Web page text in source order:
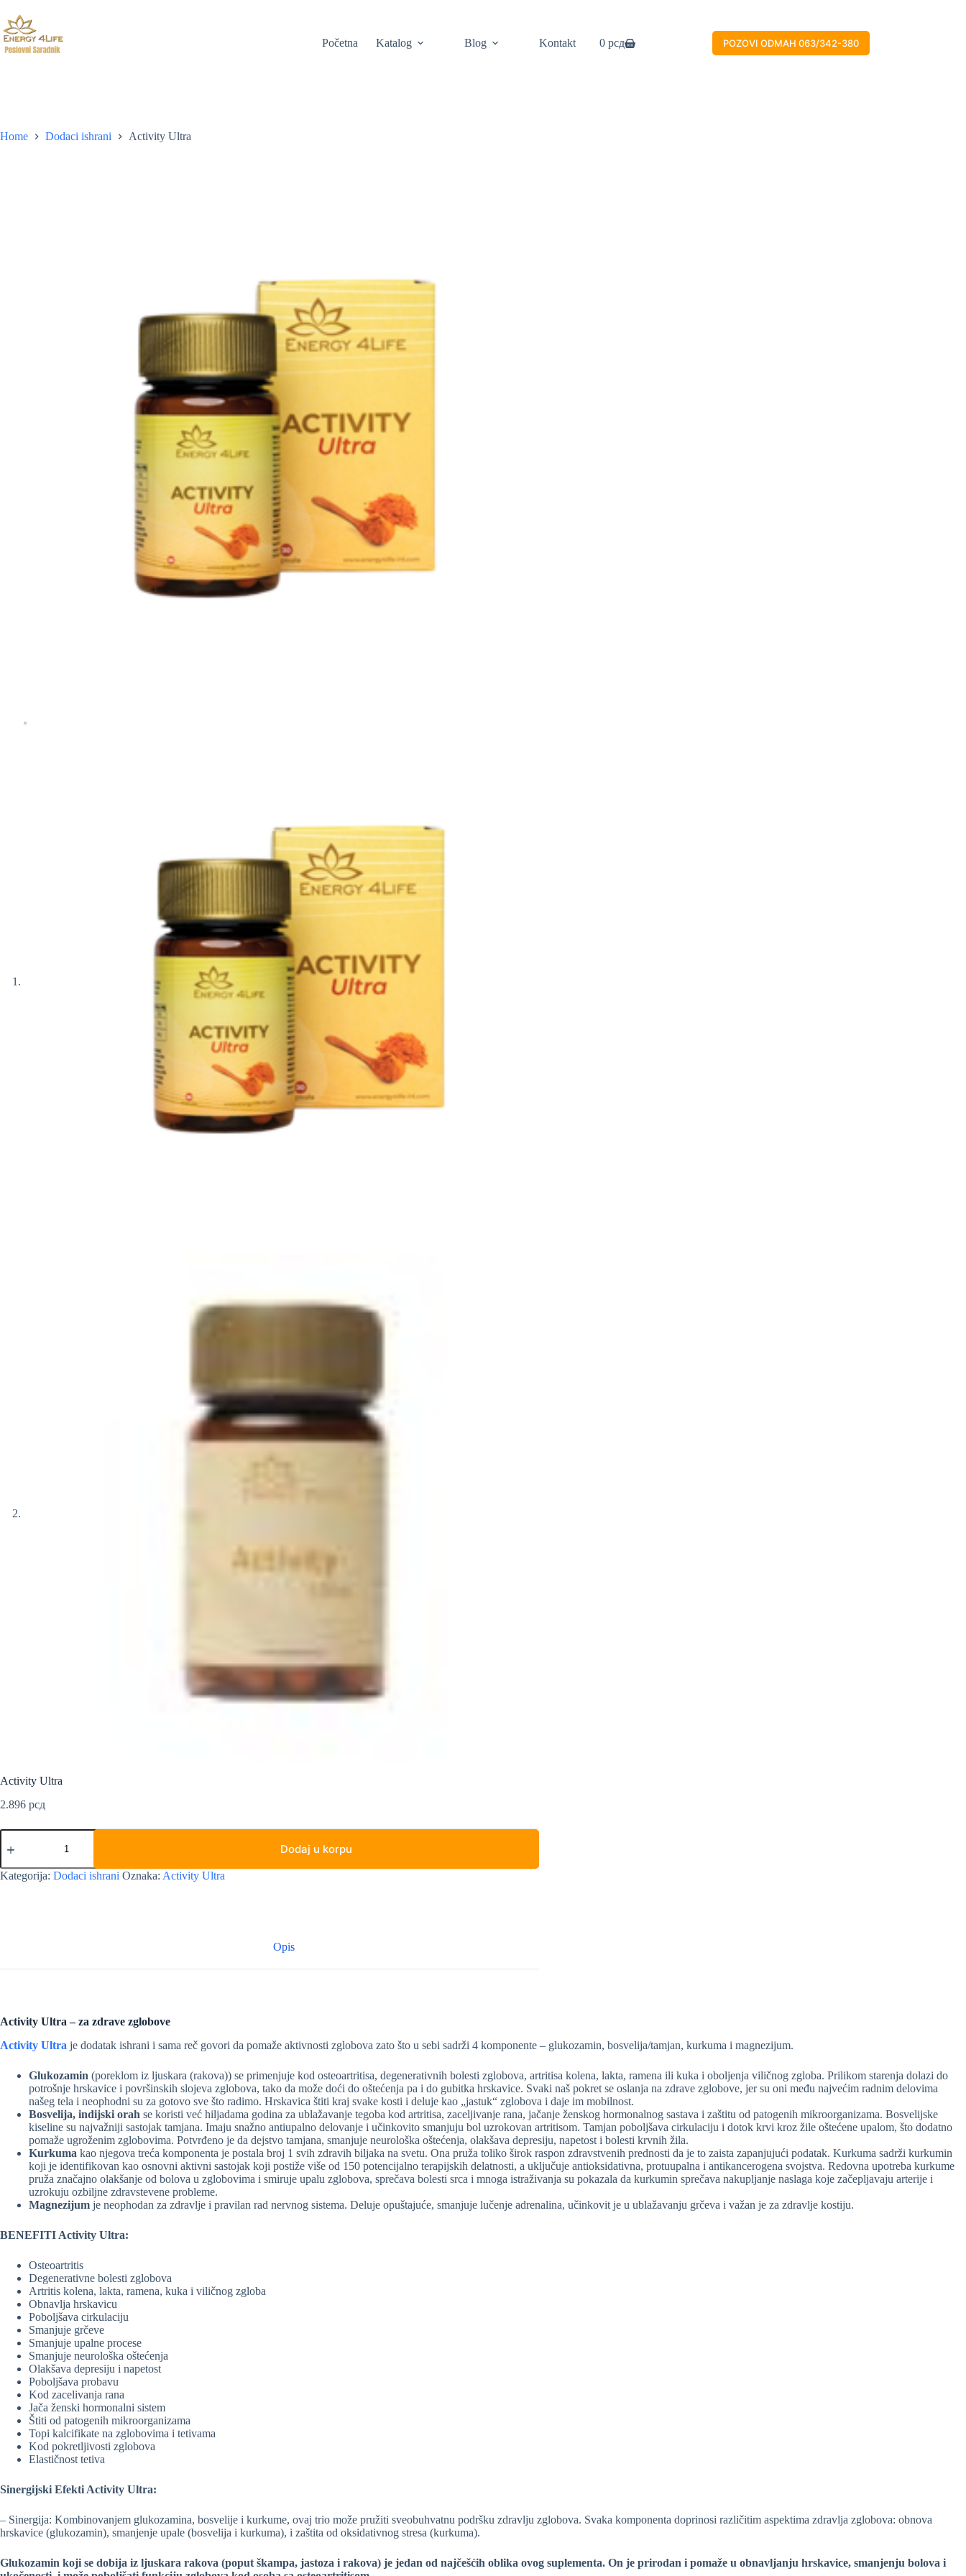
to
content
Početna
Katalog Blog Kontakt
Shopping
0 рсд POZOVI ODMAH 063/342-380
Home Dodaci ishrani Activity Ultra
Activity Ultra
2.896 рсд
Activity
Ultra
Dodaj u korpu
Kategorija: Dodaci ishrani Oznaka: Activity Ultra
Opis
Activity Ultra – za zdrave zglobove
Activity Ultra je dodatak ishrani i sama reč govori da pomaže aktivnosti zglobova zato što u sebi sadrži 4 komponente – glukozamin, bosvelija/tamjan, kurkuma i magnezijum.
Glukozamin (poreklom iz ljuskara (rakova)) se primenjuje kod osteoartritisa, degenerativnih bolesti zglobova, artritisa kolena, lakta, ramena ili kuka i oboljenja viličnog zgloba. Prilikom starenja dolazi do
potrošnje hrskavice i površinskih slojeva zglobova, tako da može doći do oštećenja pa i do gubitka hrskavice. Svaki naš pokret se oslanja na zdrave zglobove, jer su oni među najvećim radnim delovima
našeg tela i neophodni su za gotovo sve što radimo. Hrskavica štiti kraj svake kosti i deluje kao „jastuk“ zglobova i daje im mobilnost.
Bosvelija, indijski orah se koristi već hiljadama godina za ublažavanje tegoba kod artritisa, zaceljivanje rana, jačanje ženskog hormonalnog sastava i zaštitu od patogenih mikroorganizama. Bosvelijske
kiseline su najvažniji sastojak tamjana. Imaju snažno antiupalno delovanje i učinkovito smanjuju bol uzrokovan artritisom. Tamjan poboljšava cirkulaciju i dotok krvi kroz žile oštećene upalom, što dodatno
pomaže ugroženim zglobovima. Potvrđeno je da dejstvo tamjana, smanjuje neurološka oštećenja, olakšava depresiju, napetost i bolesti krvnih žila.
Kurkuma kao njegova treća komponenta je postala broj 1 svih zdravih biljaka na svetu. Ona pruža toliko širok raspon zdravstvenih prednosti da je to zaista zapanjujući podatak. Kurkuma sadrži kurkumin
koji je identifikovan kao osnovni aktivni sastojak koji postiže više od 150 potencijalno terapijskih delatnosti, a uključuje antioksidativna, protuupalna i antikancerogena svojstva. Redovna upotreba kurkume
pruža značajno olakšanje od bolova u zglobovima i smiruje upalu zglobova, sprečava bolesti srca i mnoga istraživanja su pokazala da kurkumin sprečava nakupljanje naslaga koje začepljavaju arterije i
uzrokuju ozbiljne zdravstevene probleme.
Magnezijum je neophodan za zdravlje i pravilan rad nervnog sistema. Deluje opuštajuće, smanjuje lučenje adrenalina, učinkovit je u ublažavanju grčeva i važan je za zdravlje kostiju.
BENEFITI Activity Ultra:
Osteoartritis
Degenerativne bolesti zglobova
Artritis kolena, lakta, ramena, kuka i viličnog zgloba
Obnavlja hrskavicu
Poboljšava cirkulaciju
Smanjuje grčeve
Smanjuje upalne procese
Smanjuje neurološka oštećenja
Olakšava depresiju i napetost
Poboljšava probavu
Kod zacelivanja rana
Jača ženski hormonalni sistem
Štiti od patogenih mikroorganizama
Topi kalcifikate na zglobovima i tetivama
Kod pokretljivosti zglobova
Elastičnost tetiva
Sinergijski Efekti Activity Ultra:
– Sinergija: Kombinovanjem glukozamina, bosvelije i kurkume, ovaj trio može pružiti sveobuhvatnu podršku zdravlju zglobova. Svaka komponenta doprinosi različitim aspektima zdravlja zglobova: obnova
hrskavice (glukozamin), smanjenje upale (bosvelija i kurkuma), i zaštita od oksidativnog stresa (kurkuma).
Glukozamin koji se dobija iz ljuskara rakova (poput škampa, jastoza i rakova) je jedan od najčešćih oblika ovog suplementa. On je prirodan i pomaže u obnavljanju hrskavice, smanjenju bolova i